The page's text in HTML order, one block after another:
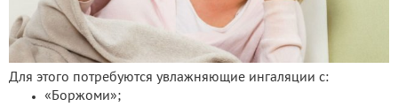
Для этого потребуются увлажняющие ингаляции с:
«Боржоми»;